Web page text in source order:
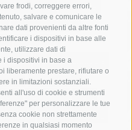
frodi, correggere errori,
salvare e comunicare le
dati provenienti da altre fonti
i dispositivi in base alle
utilizzare dati di
i dispositivi in base a
liberamente prestare, rifiutare o
in limitazioni sostanziali.
all'uso di cookie e strumenti
per personalizzare le tue
cookie non strettamente
in qualsiasi momento
costiera
incidente
massa lubrense
ordinanza
polizia municipale
sant'agnello
temporali
treni
vincenzo de luca